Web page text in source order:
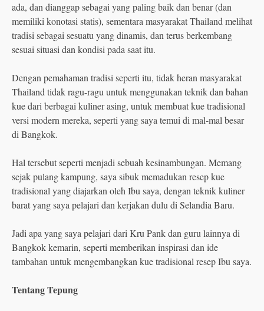
ada, dan dianggap sebagai yang paling baik dan benar (dan
memiliki konotasi statis), sementara masyarakat Thailand melihat
tradisi sebagai sesuatu yang dinamis, dan terus berkembang
sesuai situasi dan kondisi pada saat itu.
Dengan pemahaman tradisi seperti itu, tidak heran masyarakat
Thailand tidak ragu-ragu untuk menggunakan teknik dan bahan
kue dari berbagai kuliner asing, untuk membuat kue tradisional
versi modern mereka, seperti yang saya temui di mal-mal besar
di Bangkok.
Hal tersebut seperti menjadi sebuah kesinambungan. Memang
sejak pulang kampung, saya sibuk memadukan resep kue
tradisional yang diajarkan oleh Ibu saya, dengan teknik kuliner
barat yang saya pelajari dan kerjakan dulu di Selandia Baru.
Jadi apa yang saya pelajari dari Kru Pank dan guru lainnya di
Bangkok kemarin, seperti memberikan inspirasi dan ide
tambahan untuk mengembangkan kue tradisional resep Ibu saya.
Tentang Tepung